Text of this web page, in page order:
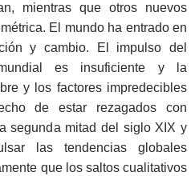
mientras que otros nuevos
El mundo ha entrado en
y cambio. El impulso del
es insuficiente y la
y los factores impredecibles
de estar rezagados con
segunda mitad del siglo XIX y
las tendencias globales
que los saltos cualitativos